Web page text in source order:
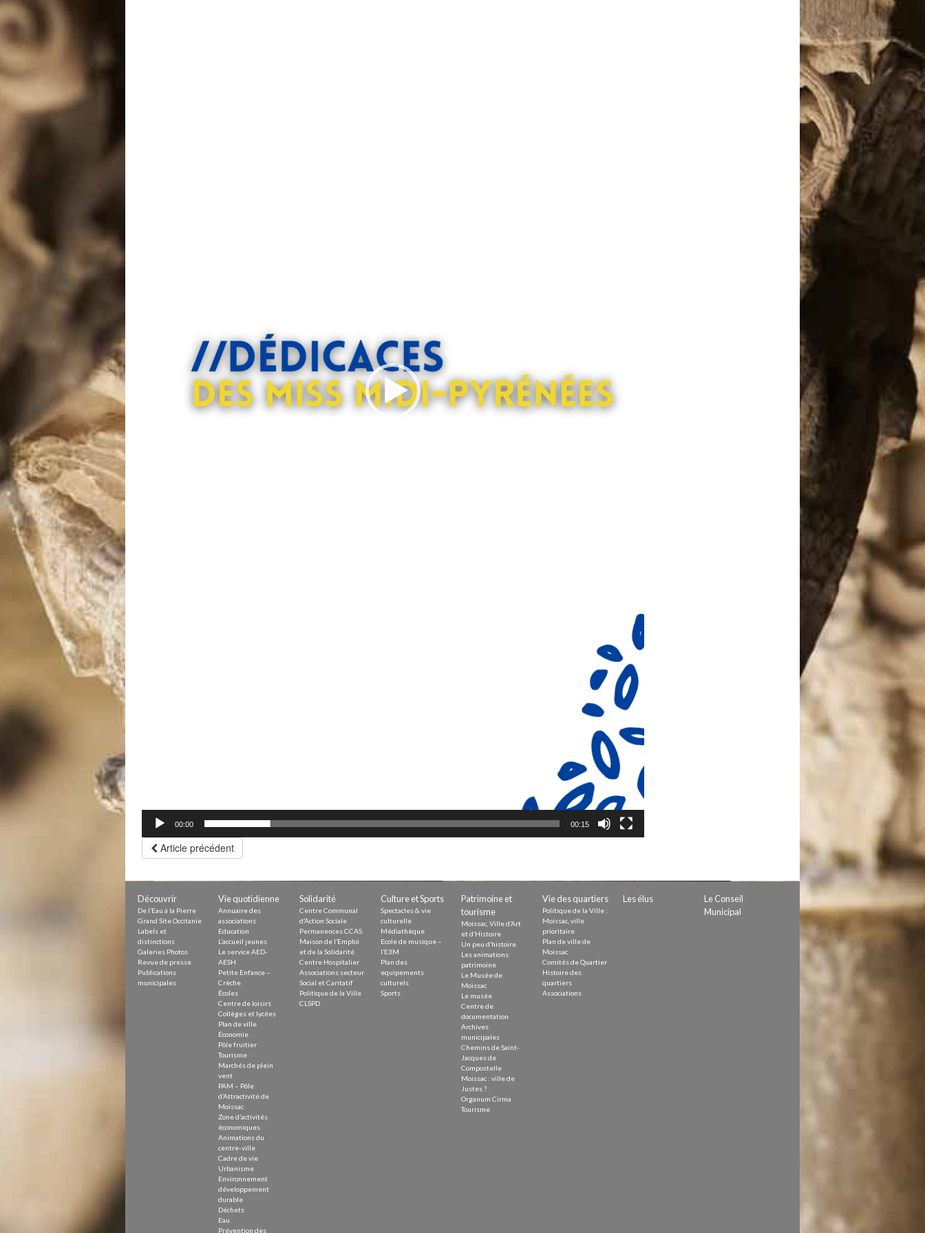
00:00 00:15
Article précédent
Découvrir
De l’Eau à la Pierre
Grand Site Occitanie
Labels et
distinctions
Galeries Photos
Revue de presse
Publications
municipales
Vie quotidienne
Annuaire des
associations
Education
L’accueil jeunes
Le service AED-
AESH
Petite Enfance –
Crèche
Écoles
Centre de loisirs
Collèges et lycées
Plan de ville
Économie
Pôle fruitier
Tourisme
Marchés de plein
vent
PAM – Pôle
d’Attractivité de
Moissac
Zone d’activités
économiques
Animations du
centre-ville
Cadre de vie
Urbanisme
Environnement
développement
durable
Déchets
Eau
Prévention des
Solidarité
Centre Communal
d’Action Sociale
Permanences CCAS
Maison de l’Emploi
et de la Solidarité
Centre Hospitalier
Associations secteur
Social et Caritatif
Politique de la Ville
CLSPD
Culture et Sports
Spectacles & vie
culturelle
Médiathèque
Ecole de musique –
l’E3M
Plan des
equipements
culturels
Sports
Patrimoine et
tourisme
Moissac, Ville d’Art
et d’Histoire
Un peu d’histoire
Les animations
patrimoine
Le Musée de
Moissac
Le musée
Centre de
documentation
Archives
municipales
Chemins de Saint-
Jacques de
Compostelle
Moissac : ville de
Justes ?
Organum Cirma
Tourisme
Vie des quartiers
Politique de la Ville :
Moissac, ville
prioritaire
Plan de ville de
Moissac
Comités de Quartier
Histoire des
quartiers
Associations
Les élus
Le Conseil
Municipal